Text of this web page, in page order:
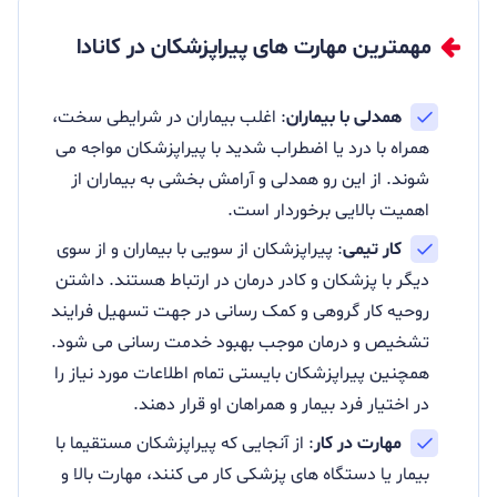
مهمترین مهارت‌ های پیراپزشکان در کانادا
همدلی با بیماران: اغلب بیماران در شرایطی سخت،
همراه با درد یا اضطراب شدید با پیراپزشکان مواجه می
شوند. از این رو همدلی و آرامش بخشی به بیماران از
اهمیت بالایی برخوردار است.
کار تیمی: پیراپزشکان از سویی با بیماران و از سوی
دیگر با پزشکان و کادر درمان در ارتباط هستند. داشتن
روحیه کار گروهی و کمک رسانی در جهت تسهیل فرایند
تشخیص و درمان موجب بهبود خدمت رسانی می شود.
همچنین پیراپزشکان بایستی تمام اطلاعات مورد نیاز را
در اختیار فرد بیمار و همراهان او قرار دهند.
مهارت در کار: از آنجایی که پیراپزشکان مستقیما با
بیمار یا دستگاه های پزشکی کار می کنند، مهارت بالا و